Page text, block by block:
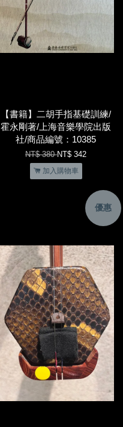
【書籍】二胡手指基礎訓練/
霍永剛著/上海音樂學院出版
社/商品編號：10385
NT$ 380NT$ 342
加入購物車
優惠